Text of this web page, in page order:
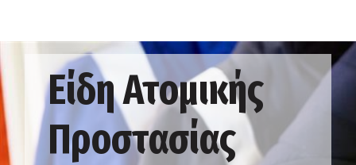
Είδη Ατομικής
Προστασίας